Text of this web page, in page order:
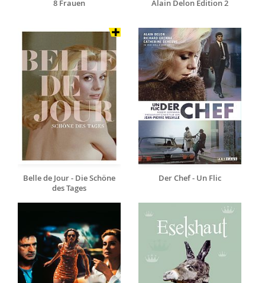
8 Frauen Alain Delon Edition 2
Belle de Jour - Die Schöne
des Tages
Der Chef - Un Flic